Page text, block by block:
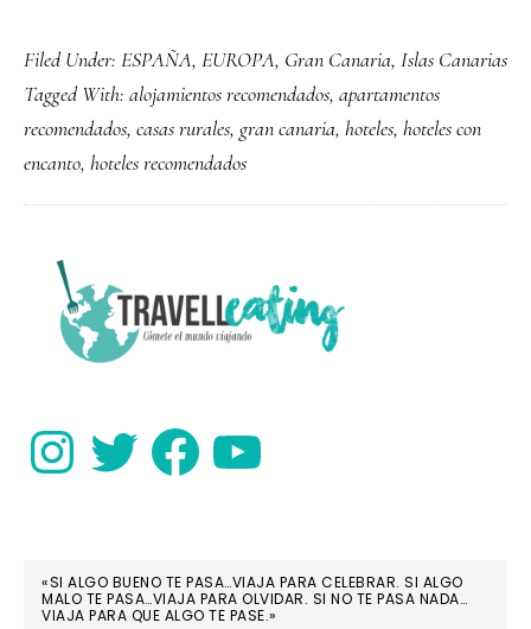
alojarse
en
Gran
Canaria:
hoteles
Filed Under: ESPAÑA, EUROPA, Gran Canaria, Islas Canarias
Tagged With: alojamientos recomendados, apartamentos
recomendados, casas rurales, gran canaria, hoteles, hoteles con
encanto, hoteles recomendados
PRIMARY
SIDEBAR
InstagramTwitter FacebookYouTube
«SI ALGO BUENO TE PASA…VIAJA PARA CELEBRAR. SI ALGO
MALO TE PASA…VIAJA PARA OLVIDAR. SI NO TE PASA NADA…
VIAJA PARA QUE ALGO TE PASE.»